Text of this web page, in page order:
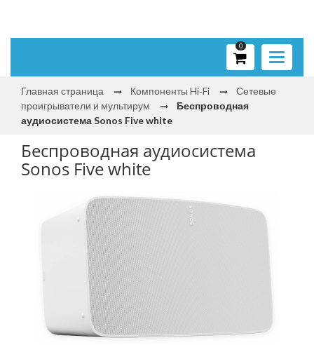
Toggle
0
Главная страница Компоненты Hi‑Fi
Сетевые
проигрыватели и мультирум
Беспроводная
аудиосистема Sonos Five white
Беспроводная аудиосистема
Sonos Five white